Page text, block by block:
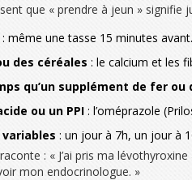
que « prendre à jeun » signifie
: même une tasse 15 minutes
des céréales : le calcium et les
qu’un supplément de fer ou
ou un PPI : l’oméprazole
: un jour à 7h, un jour à
: « J’ai pris ma
mon endocrinologue. »